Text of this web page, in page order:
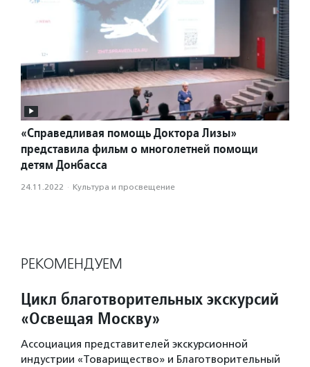
«Справедливая помощь Доктора Лизы»
представила фильм о многолетней помощи
детям Донбасса
24.11.2022 · Культура и просвещение
РЕКОМЕНДУЕМ
Цикл благотворительных экскурсий
«Освещая Москву»
Ассоциация представителей экскурсионной
индустрии «Товарищество» и Благотворительный